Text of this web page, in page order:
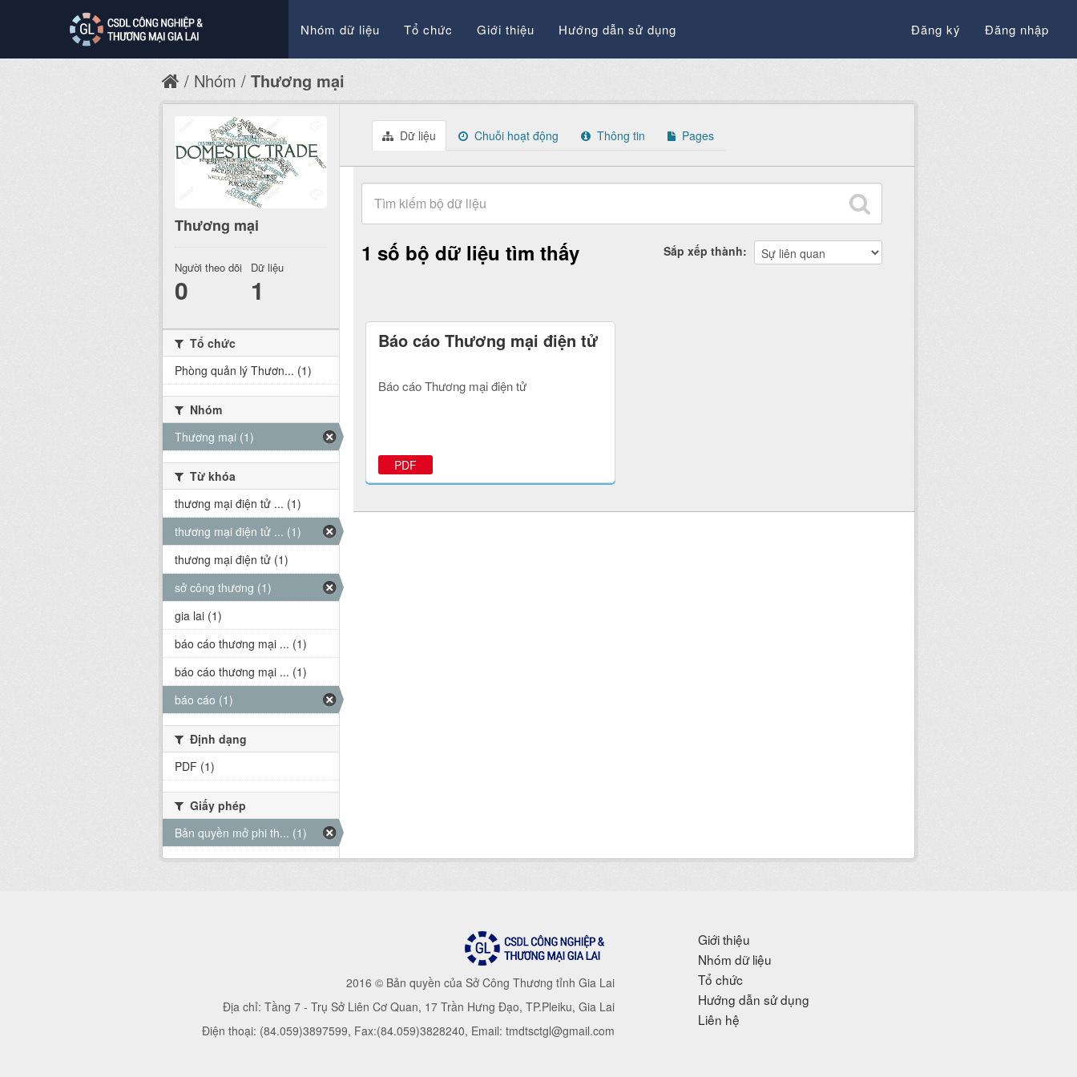
Nhóm dữ liệu Tổ chức Giới thiệu Hướng dẫn sử dụng Đăng ký Đăng nhập
Nhóm Thương mại
Dữ liệu Chuỗi hoạt động Thông tin Pages
Sắp xếp thành
1 số bộ dữ liệu tìm thấy
Báo cáo Thương mại điện tử
Báo cáo Thương mại điện tử
PDF
Thương mại
Người theo dõi
0
Dữ liệu
1
Tổ chức
Phòng quản lý Thươn... (1)
Nhóm
Thương mại (1)
Từ khóa
thương mại điện tử ... (1)
thương mại điện tử ... (1)
thương mại điện tử (1)
sở công thương (1)
gia lai (1)
báo cáo thương mại ... (1)
báo cáo thương mại ... (1)
báo cáo (1)
Định dạng
PDF (1)
Giấy phép
Bản quyền mở phi th... (1)
2016 © Bản quyền của Sở Công Thương tỉnh Gia Lai
Địa chỉ: Tầng 7 - Trụ Sở Liên Cơ Quan, 17 Trần Hưng Đạo, TP.Pleiku, Gia Lai
Điện thoại: (84.059)3897599, Fax:(84.059)3828240, Email: tmdtsctgl@gmail.com
Giới thiệu
Nhóm dữ liệu
Tổ chức
Hướng dẫn sử dụng
Liên hệ